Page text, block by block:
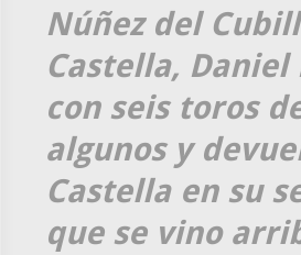
Núñez del
Castella,
con seis toros
algunos y
Castella en su
que se vino